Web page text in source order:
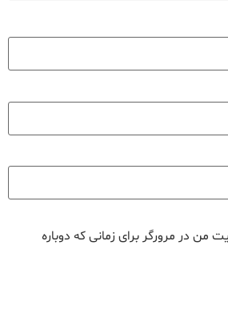
من در مرورگر برای زمانی که دوباره